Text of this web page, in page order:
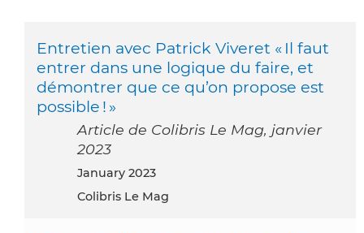
Entretien avec Patrick Viveret « Il faut
entrer dans une logique du faire, et
démontrer que ce qu’on propose est
possible ! »
Article de Colibris Le Mag, janvier
2023
January 2023
Colibris Le Mag